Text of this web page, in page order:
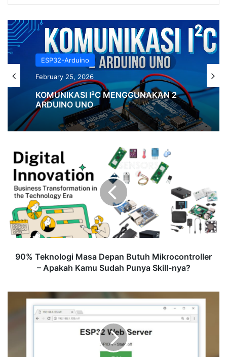
ESP32-Arduino
February 25, 2026
KOMUNIKASI I²C MENGGUNAKAN 2
ARDUINO UNO
90%
Teknologi
Masa
Depan
Butuh
Mikrocontroller
Apakah
Kamu
Punya
90% Teknologi Masa Depan Butuh Mikrocontroller
– Apakah Kamu Sudah Punya Skill-nya?
Konsep